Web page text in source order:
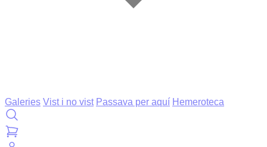
Galeries Vist i no vist Passava per aquí Hemeroteca